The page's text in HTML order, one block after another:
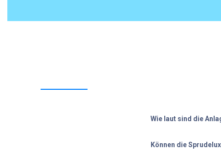
Wie laut sind die
Können die